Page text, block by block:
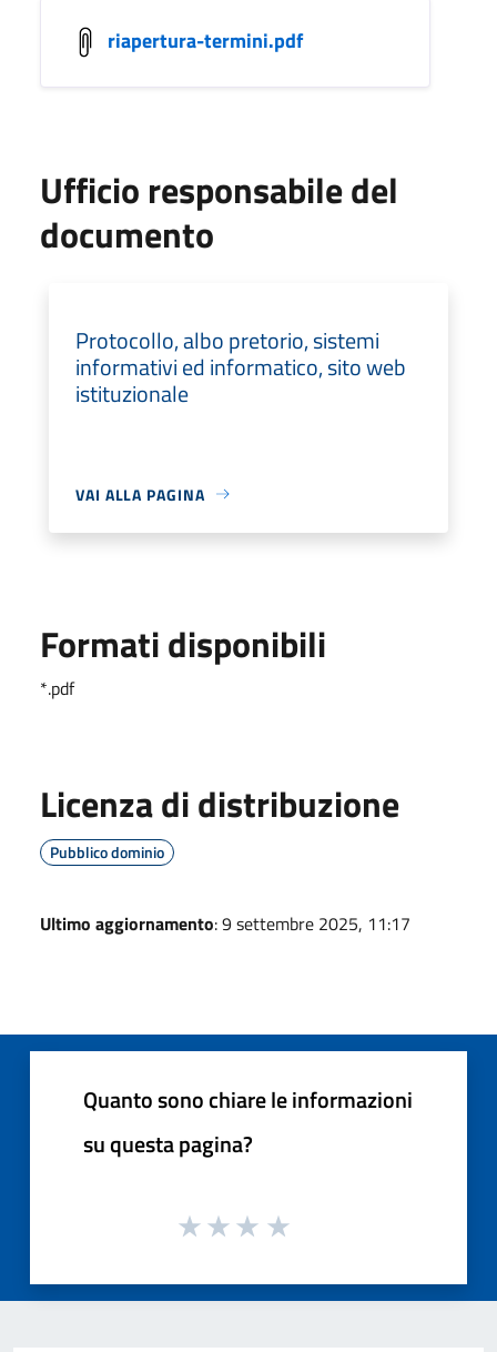
riapertura-termini.pdf
Ufficio responsabile del
documento
Protocollo, albo pretorio, sistemi
informativi ed informatico, sito web
istituzionale
VAI ALLA PAGINA
Formati disponibili
*.pdf
Licenza di distribuzione
Pubblico dominio
Ultimo aggiornamento: 9 settembre 2025, 11:17
Quanto sono chiare le informazioni
su questa pagina?